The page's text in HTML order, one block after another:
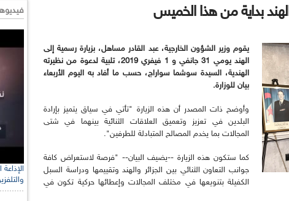
بداية من هذا الخميس
يقوم وزير الشؤون الخارجية، عبد القادر مساهل، بزيارة رسمية إلى
الهند يومي 31 جانفي و 1 فيفري 2019، تلبية لدعوة من نظيرته
الهندية، السيدة سوشما سواراج، حسب ما أفاد به اليوم الأربعاء
بيان للوزارة.
وأوضح ذات المصدر أن هذه الزيارة "تأتي في سياق يتميز بإرادة
البلدين في تعزيز وتعميق العلاقات الثنائية بينهما في شتى
المجالات بما يخدم المصالح المتبادلة للطرفين".
كما ستكون هذه الزيارة --يضيف البيان-- "فرصة لاستعراض كافة
جوانب التعاون الثنائي بين الجزائر والهند وتقييمها ودراسة السبل
الكفيلة بتنويعها في مختلف المجالات وإعطائها حركية تكون في